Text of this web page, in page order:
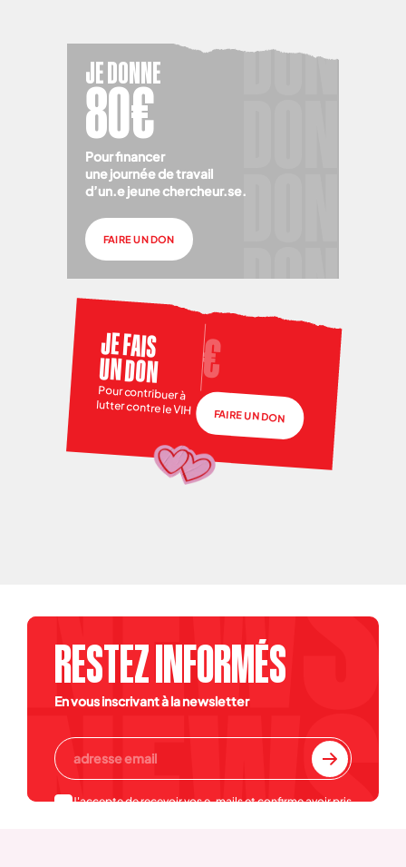
JE DONNE
80€
Pour financer
une journée de travail
d’un.e jeune chercheur.se.
FAIRE UN DON
JE FAIS
UN DON
Pour contribuer à
lutter contre le VIH FAIRE UN DON
RESTEZ INFORMÉS
En vous inscrivant à la newsletter
J'accepte de recevoir vos e-mails et confirme avoir pris